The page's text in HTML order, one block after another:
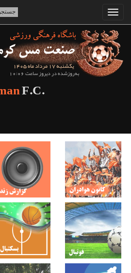
یکشنبه 17 مرداد ماه 1405
به‌روزشده در دیروز ساعت 10:06
F.C.